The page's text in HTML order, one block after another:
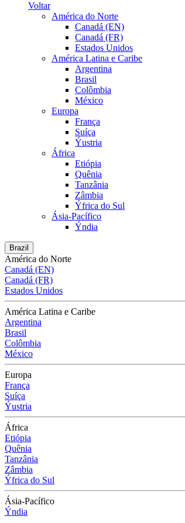
Voltar
América do Norte
Canadá (EN)
Canadá (FR)
Estados Unidos
América Latina e Caribe
Argentina
Brasil
Colômbia
México
Europa
França
Suíça
Ýustria
África
Etiópia
Quênia
Tanzânia
Zâmbia
Ýfrica do Sul
Ásia-Pacífico
Ýndia
Brazil
América do Norte
Canadá (EN)
Canadá (FR)
Estados Unidos
América Latina e Caribe
Argentina
Brasil
Colômbia
México
Europa
França
Suíça
Ýustria
África
Etiópia
Quênia
Tanzânia
Zâmbia
Ýfrica do Sul
Ásia-Pacífico
Ýndia